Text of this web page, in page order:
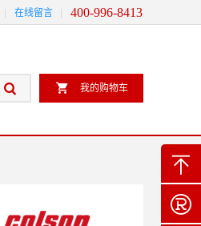
在线留言 400-996-8413
  我的购物车

